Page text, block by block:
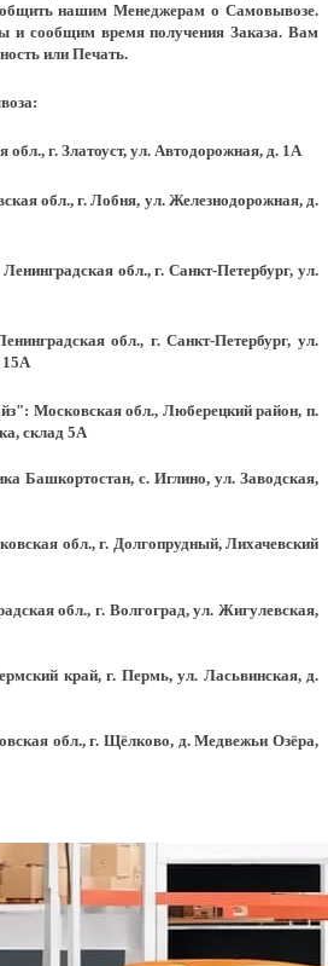
нашим Менеджерам о Самовывозе.
сообщим время получения Заказа. Вам
или Печать.
г. Златоуст, ул. Автодорожная, д. 1А
обл., г. Лобня, ул. Железнодорожная, д.
обл., г. Санкт-Петербург, ул.
обл., г. Санкт-Петербург, ул.
15А
Московская обл., Люберецкий район, п.
склад 5А
Башкортостан, с. Иглино, ул. Заводская,
обл., г. Долгопрудный, Лихачевский
обл., г. Волгоград, ул. Жигулевская,
край, г. Пермь, ул. Ласьвинская, д.
обл., г. Щёлково, д. Медвежьи Озёра,